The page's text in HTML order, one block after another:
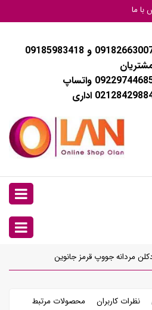
با ما
09182663007 و 09185983418
واتساپ
اداری
مردانه جووپ قرمز جانوین
نظرات کاربران محصولات مرتبط